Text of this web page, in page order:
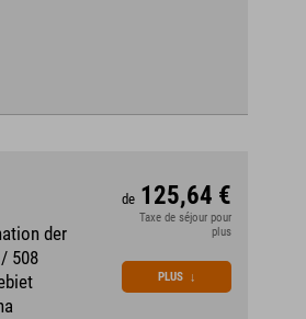
der
508
de 125,64 €
Taxe de séjour pour
plus
PLUS ↓